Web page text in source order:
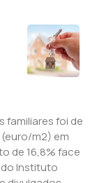
familiares foi de
m2) em
de 16,8% face
Instituto